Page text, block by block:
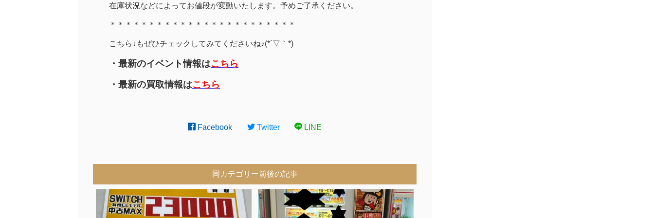
在庫状況などによってお値段が変動いたします。予めご了承ください。
＊＊＊＊＊＊＊＊＊＊＊＊＊＊＊＊＊＊＊＊＊＊＊＊
こちら↓もぜひチェックしてみてくださいね♪(*´▽｀*)
・最新のイベント情報はこちら
・最新の買取情報はこちら
Facebook Twitter LINE
同カテゴリー前後の記事